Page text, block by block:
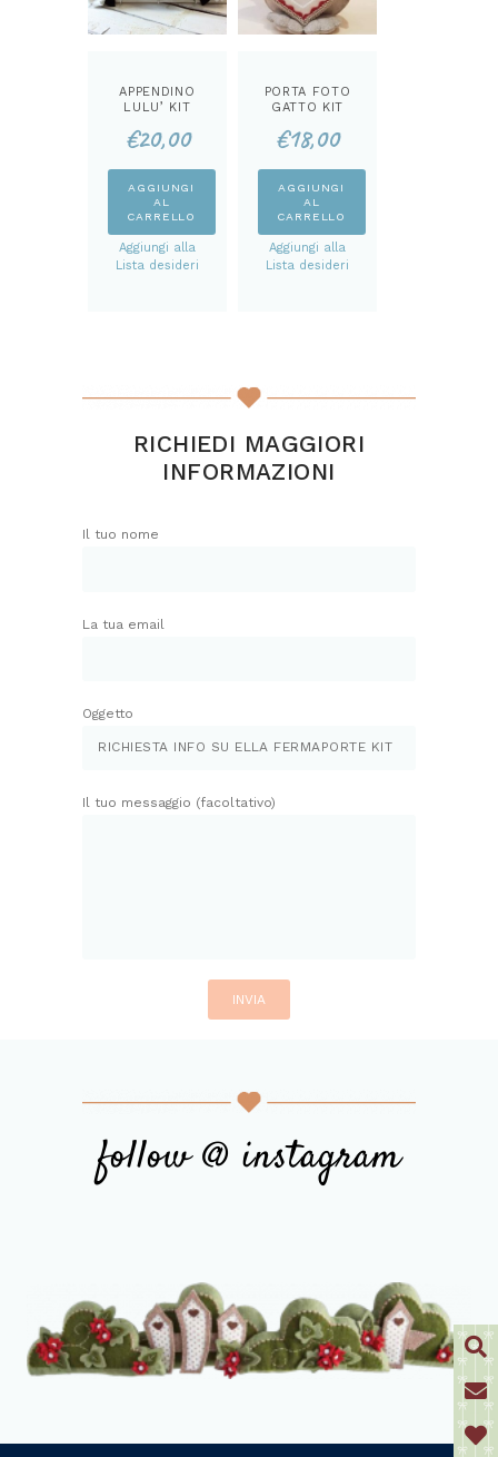
APPENDINO
LULU’ KIT
€20,00
AGGIUNGI
AL
CARRELLO
Aggiungi alla
Lista desideri
PORTA FOTO
GATTO KIT
€18,00
AGGIUNGI
AL
CARRELLO
Aggiungi alla
Lista desideri
RICHIEDI MAGGIORI
INFORMAZIONI
Il tuo nome
La tua email
Oggetto
Il tuo messaggio (facoltativo)
follow @ instagram